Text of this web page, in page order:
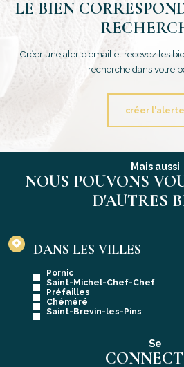
LE BIEN
Créer une alerte email et recevez les
recherche dans votre
créer l'alerte
Mais aussi
NOUS POUVONS
D'AUTRES
DANS LES VILLES
Pornic
Saint-Michel-Chef-Chef
Préfailles
Chéméré
Saint-Brevin-les-Pins
Se